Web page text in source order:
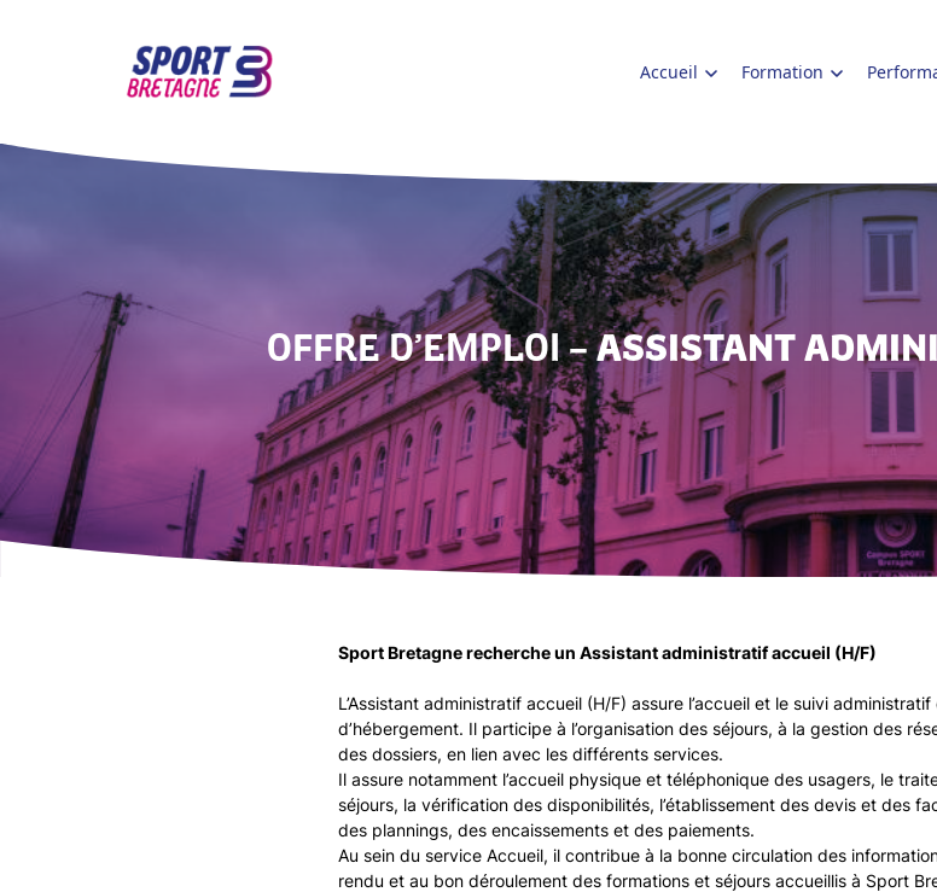
Accueil Formation
OFFRE D’EMPLOI –ASSISTANT
Sport Bretagne recherche un Assistant administratif accueil (H/F)
L’Assistant administratif accueil (H/F) assure l’accueil et le suivi
d’hébergement. Il participe à l’organisation des séjours, à la gestion des
des dossiers, en lien avec les différents services.
Il assure notamment l’accueil physique et téléphonique des usagers, le
séjours, la vérification des disponibilités, l’établissement des devis et des
des plannings, des encaissements et des paiements.
Au sein du service Accueil, il contribue à la bonne circulation des
rendu et au bon déroulement des formations et séjours accueillis à Sport